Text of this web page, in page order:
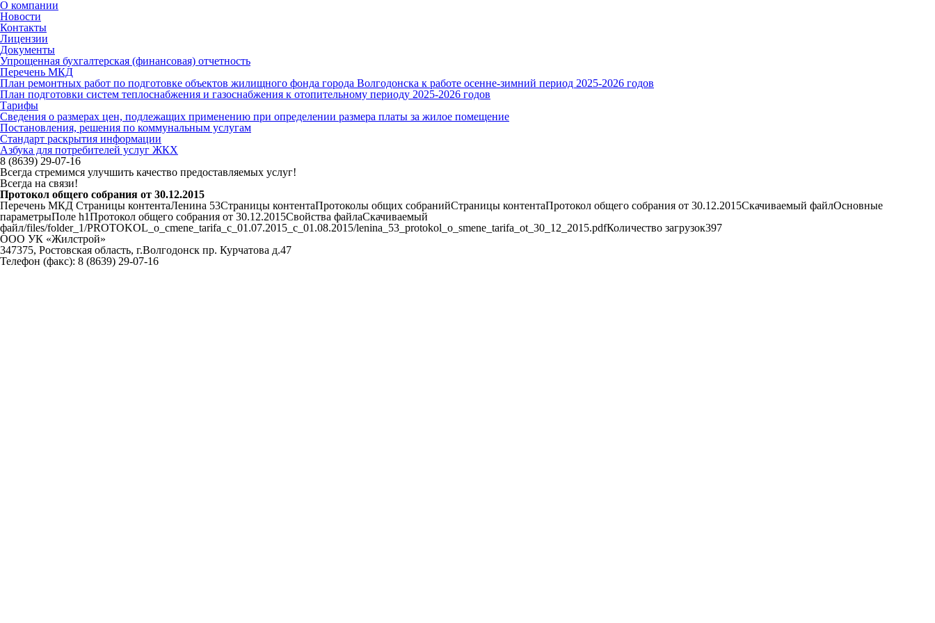
О компании
Новости
Контакты
Лицензии
Документы
Упрощенная бухгалтерская (финансовая) отчетность
Перечень МКД
План ремонтных работ по подготовке объектов жилищного фонда города Волгодонска к работе осенне-зимний период 2025-2026 годов
План подготовки систем теплоснабжения и газоснабжения к отопительному периоду 2025-2026 годов
Тарифы
Сведения о размерах цен, подлежащих применению при определении размера платы за жилое помещение
Постановления, решения по коммунальным услугам
Стандарт раскрытия информации
Азбука для потребителей услуг ЖКХ
8 (8639) 29-07-16
Всегда стремимся улучшить качество предоставляемых услуг!
Всегда на связи!
Протокол общего собрания от 30.12.2015
Перечень МКД Страницы контентаЛенина 53Страницы контентаПротоколы общих собранийСтраницы контентаПротокол общего собрания от 30.12.2015Скачиваемый файлОсновные
параметрыПоле h1Протокол общего собрания от 30.12.2015Свойства файлаСкачиваемый
файл/files/folder_1/PROTOKOL_o_cmene_tarifa_c_01.07.2015_c_01.08.2015/lenina_53_protokol_o_smene_tarifa_ot_30_12_2015.pdfКоличество загрузок397
ООО УК «Жилстрой»
347375, Ростовская область, г.Волгодонск пр. Курчатова д.47
Телефон (факс): 8 (8639) 29-07-16